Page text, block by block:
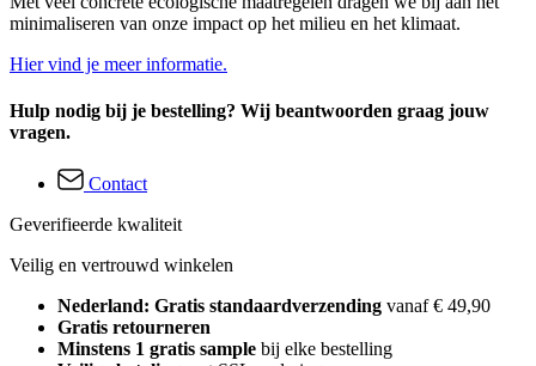
minimaliseren van onze impact op het milieu en het klimaat.
Hier vind je meer informatie.
Hulp nodig bij je bestelling? Wij beantwoorden graag jouw
vragen.
Contact
Geverifieerde kwaliteit
Veilig en vertrouwd winkelen
Nederland: Gratis standaardverzending vanaf € 49,90
Gratis retourneren
Minstens 1 gratis sample bij elke bestelling